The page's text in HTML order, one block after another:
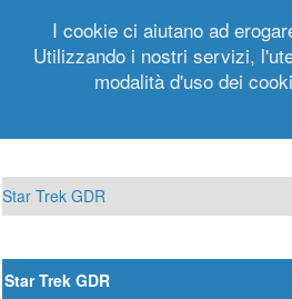
Registrati
Star Trek GDR
Star Trek GDR
I cookie ci aiutano ad
Utilizzando i nostri servizi,
modalità d'uso dei